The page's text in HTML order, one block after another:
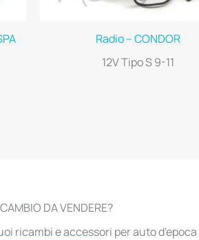
Radio – CONDOR
12V Tipo S 9-11
DA VENDERE?
ricambi e accessori per auto d'epoca